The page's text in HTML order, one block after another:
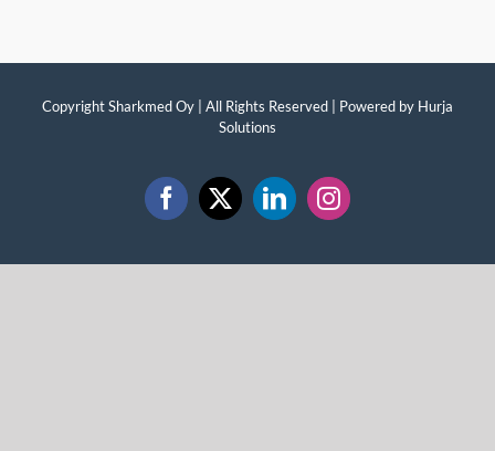
Copyright Sharkmed Oy | All Rights Reserved | Powered by Hurja
Solutions
Facebook
X LinkedInInstagram